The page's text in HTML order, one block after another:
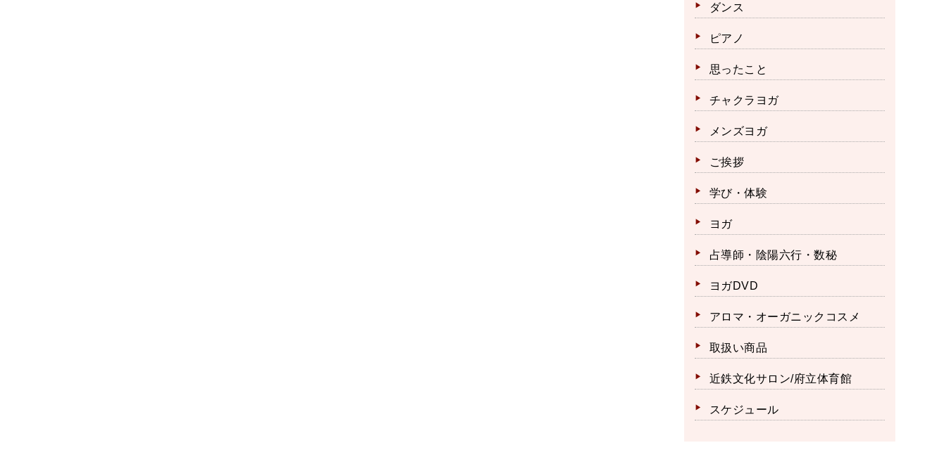
ダンス
ピアノ
思ったこと
チャクラヨガ
メンズヨガ
ご挨拶
学び・体験
ヨガ
占導師・陰陽六行・数秘
ヨガDVD
アロマ・オーガニックコスメ
取扱い商品
近鉄文化サロン/府立体育館
スケジュール